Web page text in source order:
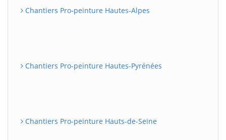
Chantiers Pro-peinture Hautes-Alpes
Chantiers Pro-peinture Hautes-Pyrénées
Chantiers Pro-peinture Hauts-de-Seine